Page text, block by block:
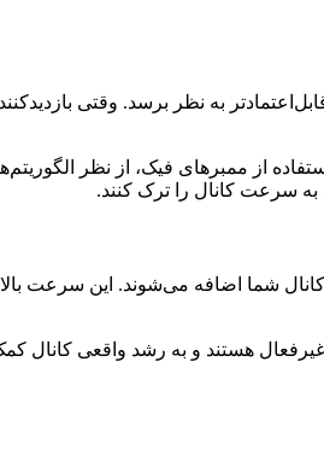
به نظر برسد. وقتی
از ممبرهای فیک، از نظر
سرعت کانال را ترک کنند.
از دیجی فالوور، اعضای جدید به‌سرعت و در بازه زمانی ۶ تا ۴۸ ساعت
هستند و به رشد واقعی کانال